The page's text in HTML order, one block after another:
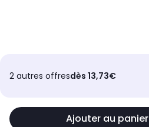
2 autres offresdès 13,73€
Ajouter au panier